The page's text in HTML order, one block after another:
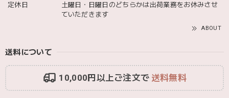
定休日
土曜日・日曜日のどちらかは出荷業務をお休みさせ
ていただきます
ABOUT
送料について
10,000円以上ご注文で 送料無料